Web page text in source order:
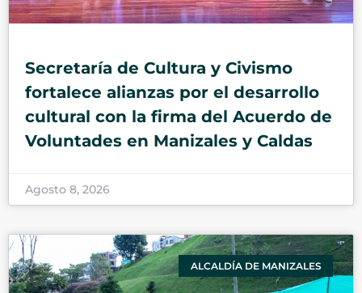
Secretaría de Cultura y Civismo
fortalece alianzas por el desarrollo
cultural con la firma del Acuerdo de
Voluntades en Manizales y Caldas
Agosto 8, 2026
ALCALDÍA DE MANIZALES